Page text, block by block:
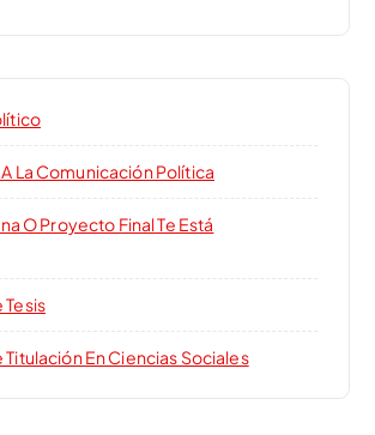
La Comunicación Política
O Proyecto Final Te Está
Tesis
Titulación En Ciencias Sociales